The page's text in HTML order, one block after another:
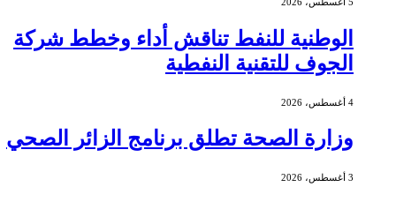
الوطنية للنفط تناقش أداء وخطط شركة
الجوف للتقنية النفطية
وزارة الصحة تطلق برنامج الزائر الصحي